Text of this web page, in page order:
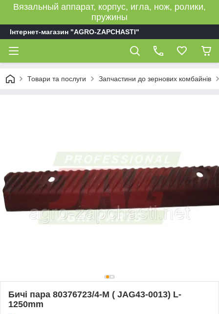
Вязальный аппарат, корпус, игла, нож, ролики,
пружины
Інтернет-магазин "AGRO-ZAPCHASTI"
Товари та послуги Запчастини до зернових комбайнів
Бичі пара 80376723/4-M ( JAG43-0013) L-
1250mm